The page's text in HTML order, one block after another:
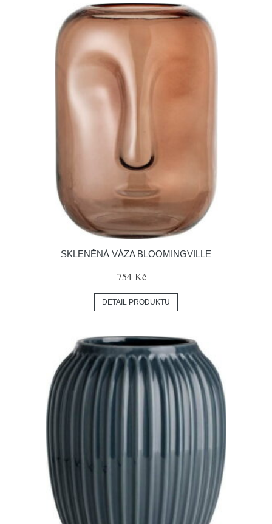
SKLENĚNÁ VÁZA BLOOMINGVILLE
754 Kč
DETAIL PRODUKTU